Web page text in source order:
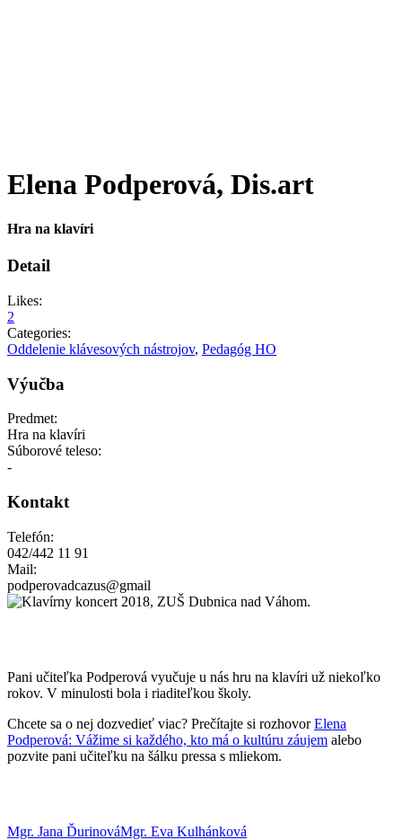
Elena Podperová, Dis.art
Hra na klavíri
Detail
Likes:
2
Categories:
Oddelenie klávesových nástrojov, Pedagóg HO
Výučba
Predmet:
Hra na klavíri
Súborové teleso:
-
Kontakt
Telefón:
042/442 11 91
Mail:
podperovadcazus@gmail
Pani učiteľka Podperová vyučuje u nás hru na klavíri už niekoľko
rokov. V minulosti bola i riaditeľkou školy.
Chcete sa o nej dozvedieť viac? Prečítajte si rozhovorElena
Podperová: Vážime si každého, kto má o kultúru záujem alebo
pozvite pani učiteľku na šálku pressa s mliekom.
Mgr. Jana ĎurinováMgr. Eva Kulhánková